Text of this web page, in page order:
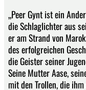
„Peer Gynt ist ein
die Schlaglichter aus
er am Strand von
des erfolgreichen
die Geister seiner
Seine Mutter Aase,
mit den Trollen, die